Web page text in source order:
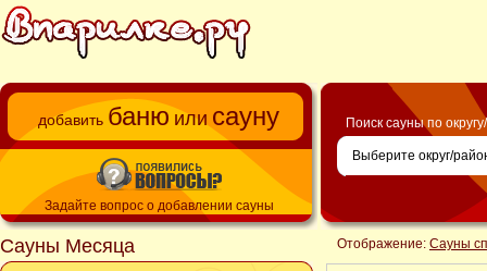
добавить баню или сауну
Задайте вопрос о добавлении сауны
Сауны Месяца
Поиск сауны по
Отображение: Сауны